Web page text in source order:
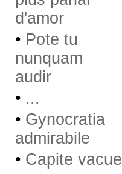
d'amor
• Pote tu
nunquam
audir
• ...
• Gynocratia
admirabile
• Capite vacue